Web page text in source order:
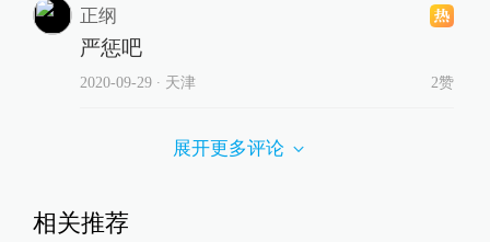
正纲
严惩吧
2020-09-29∙ 天津 2赞
展开更多评论
相关推荐